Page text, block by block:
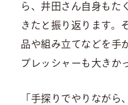
ら、井田さん自身もた
きたと振り返ります。
品や組み立てなどを手
プレッシャーも大きか
「手探りでやりながら